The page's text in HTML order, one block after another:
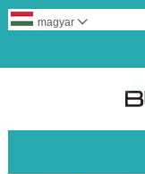
magyar 